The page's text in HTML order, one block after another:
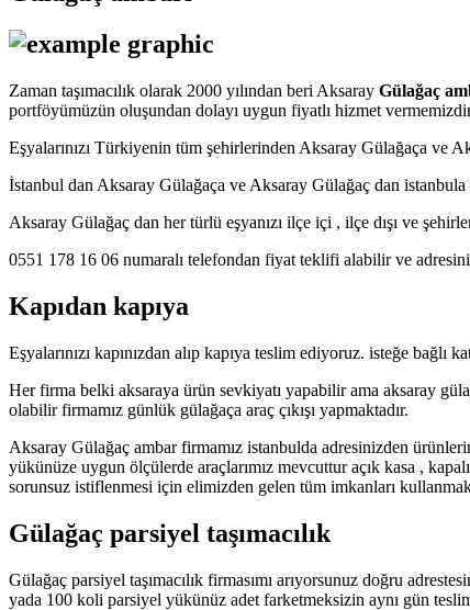
Zaman taşımacılık olarak 2000 yılından beri Aksaray Gülağaç
portföyümüzün oluşundan dolayı uygun fiyatlı hizmet
Eşyalarınızı Türkiyenin tüm şehirlerinden Aksaray Gülağaça
İstanbul dan Aksaray Gülağaça ve Aksaray Gülağaç dan
Aksaray Gülağaç dan her türlü eşyanızı ilçe içi , ilçe dışı ve
0551 178 16 06 numaralı telefondan fiyat teklifi alabilir ve
Kapıdan kapıya
Eşyalarınızı kapınızdan alıp kapıya teslim ediyoruz. isteğe bağlı
Her firma belki aksaraya ürün sevkiyatı yapabilir ama aksaray
olabilir firmamız günlük gülağaça araç çıkışı yapmaktadır.
Aksaray Gülağaç ambar firmamız istanbulda adresinizden
yükünüze uygun ölçülerde araçlarımız mevcuttur açık kasa ,
sorunsuz istiflenmesi için elimizden gelen tüm imkanları
Gülağaç parsiyel taşımacılık
Gülağaç parsiyel taşımacılık firmasımı arıyorsunuz doğru
yada 100 koli parsiyel yükünüz adet farketmeksizin aynı gün